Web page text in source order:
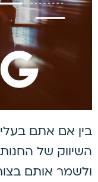
בין אם אתם
השיווק של
ולשמר אותם